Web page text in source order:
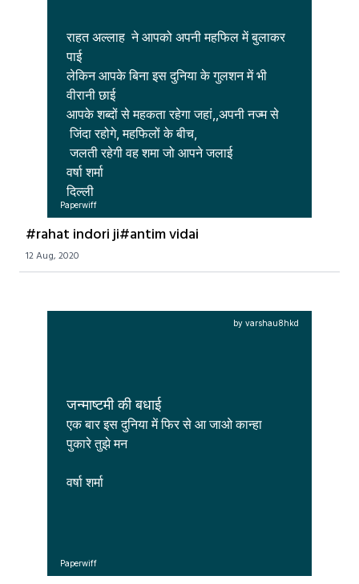
राहत अल्लाह  ने आपको अपनी महफिल में बुलाकर
पाई
लेकिन आपके बिना इस दुनिया के गुलशन में भी
वीरानी छाई
आपके शब्दों से महकता रहेगा जहां,,अपनी नज्म से
जिंदा रहोगे, महफिलों के बीच,
जलती रहेगी वह शमा जो आपने जलाई
वर्षा शर्मा
दिल्ली
Paperwiff
#rahat indori ji#antim vidai
12 Aug, 2020
जन्माष्टमी की बधाई
एक बार इस दुनिया में फिर से आ जाओ कान्हा
पुकारे तुझे मन
वर्षा शर्मा
Paperwiff
by varshau8hkd